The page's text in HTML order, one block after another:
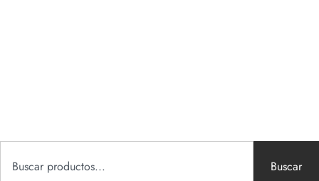
Buscar